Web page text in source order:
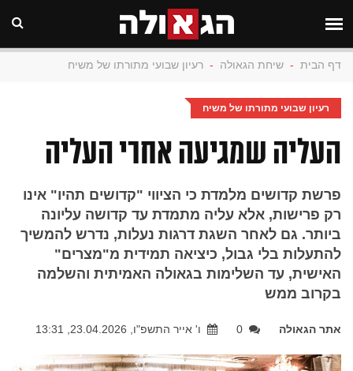
דף הבית - שיחת הגאולה - רעיון שבועי מתורתו של משיח
רעיון שבועי מתורתו של משיח
העליה שמגיעה אחרי העליה
פרשת קדושים מלמדת כי הציווי "קדושים תהיו" אינו
רק פרישות, אלא עליה מתמדת עד קדושה עליונה
ביותר. גם לאחר השגת דרגות נעלות, נדרש להמשיך
להתעלות בלי גבול, כיציאה תמידית מ"מצרים"
האישית, עד השלימות בגאולה האמיתית והשלמה
בקרוב ממש
אתר הגאולה 0 ו' אייר התשפ"ו, 23.04.2026, 13:31